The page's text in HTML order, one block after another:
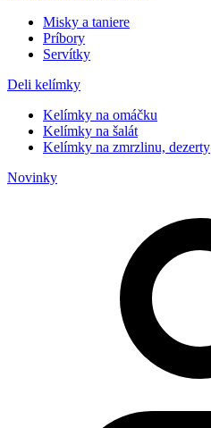
Misky a taniere
Príbory
Servítky
Deli kelímky
Kelímky na omáčku
Kelímky na šalát
Kelímky na zmrzlinu, dezerty
Novinky